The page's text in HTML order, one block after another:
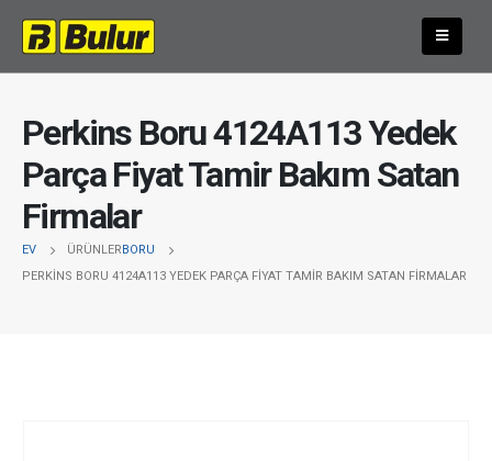
Perkins Boru 4124A113 Yedek
Parça Fiyat Tamir Bakım Satan
Firmalar
EV ÜRÜNLERBORU
PERKINS BORU 4124A113 YEDEK PARÇA FIYAT TAMIR BAKIM SATAN FIRMALAR